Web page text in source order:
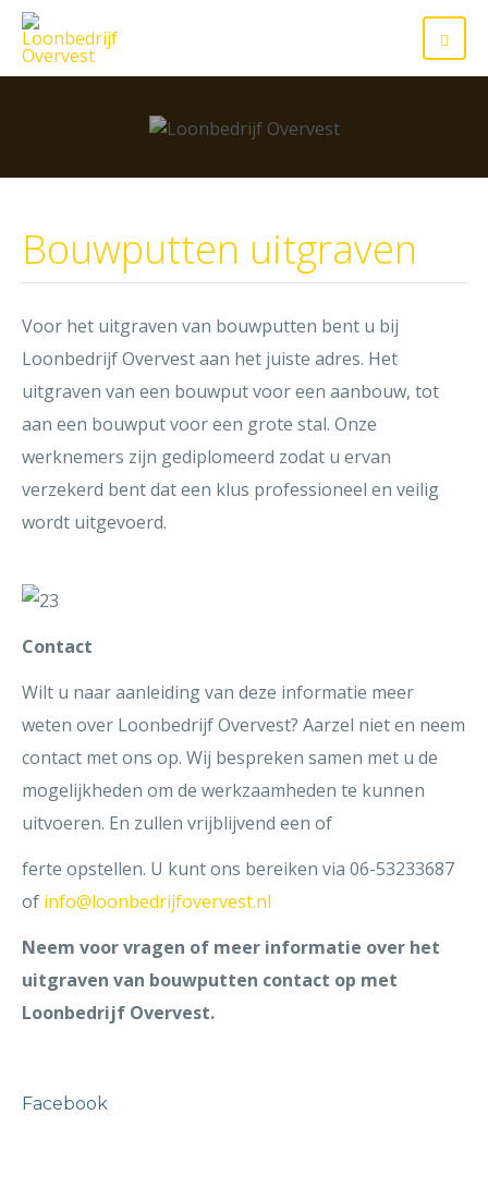
Bouwputten uitgraven
Voor het uitgraven van bouwputten bent u bij
Loonbedrijf Overvest aan het juiste adres. Het
uitgraven van een bouwput voor een aanbouw, tot
aan een bouwput voor een grote stal. Onze
werknemers zijn gediplomeerd zodat u ervan
verzekerd bent dat een klus professioneel en veilig
wordt uitgevoerd.
Contact
Wilt u naar aanleiding van deze informatie meer
weten over Loonbedrijf Overvest? Aarzel niet en neem
contact met ons op. Wij bespreken samen met u de
mogelijkheden om de werkzaamheden te kunnen
uitvoeren. En zullen vrijblijvend een of
ferte opstellen. U kunt ons bereiken via 06-53233687
of info@loonbedrijfovervest.nl
Neem voor vragen of meer informatie over het
uitgraven van bouwputten contact op met
Loonbedrijf Overvest.
Facebook